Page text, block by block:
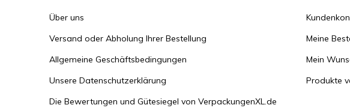
Über uns
Versand oder Abholung Ihrer Bestellung
Allgemeine Geschäftsbedingungen
Unsere Datenschutzerklärung
Die Bewertungen und Gütesiegel von VerpackungenXL.de
Meine
Mein
Produkte